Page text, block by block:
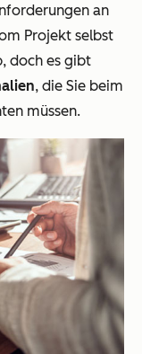
an
Projekt selbst
doch es gibt
, die Sie beim
müssen.